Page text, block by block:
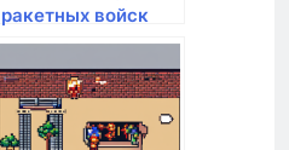
ракетных войск
стратегического
назначения им.
Петра Великого